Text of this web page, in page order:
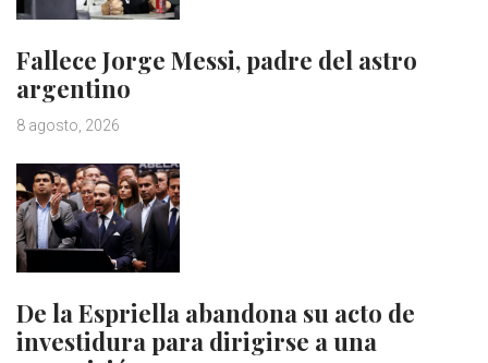
Fallece Jorge Messi, padre del astro
argentino
8 agosto, 2026
De la Espriella abandona su acto de
investidura para dirigirse a una